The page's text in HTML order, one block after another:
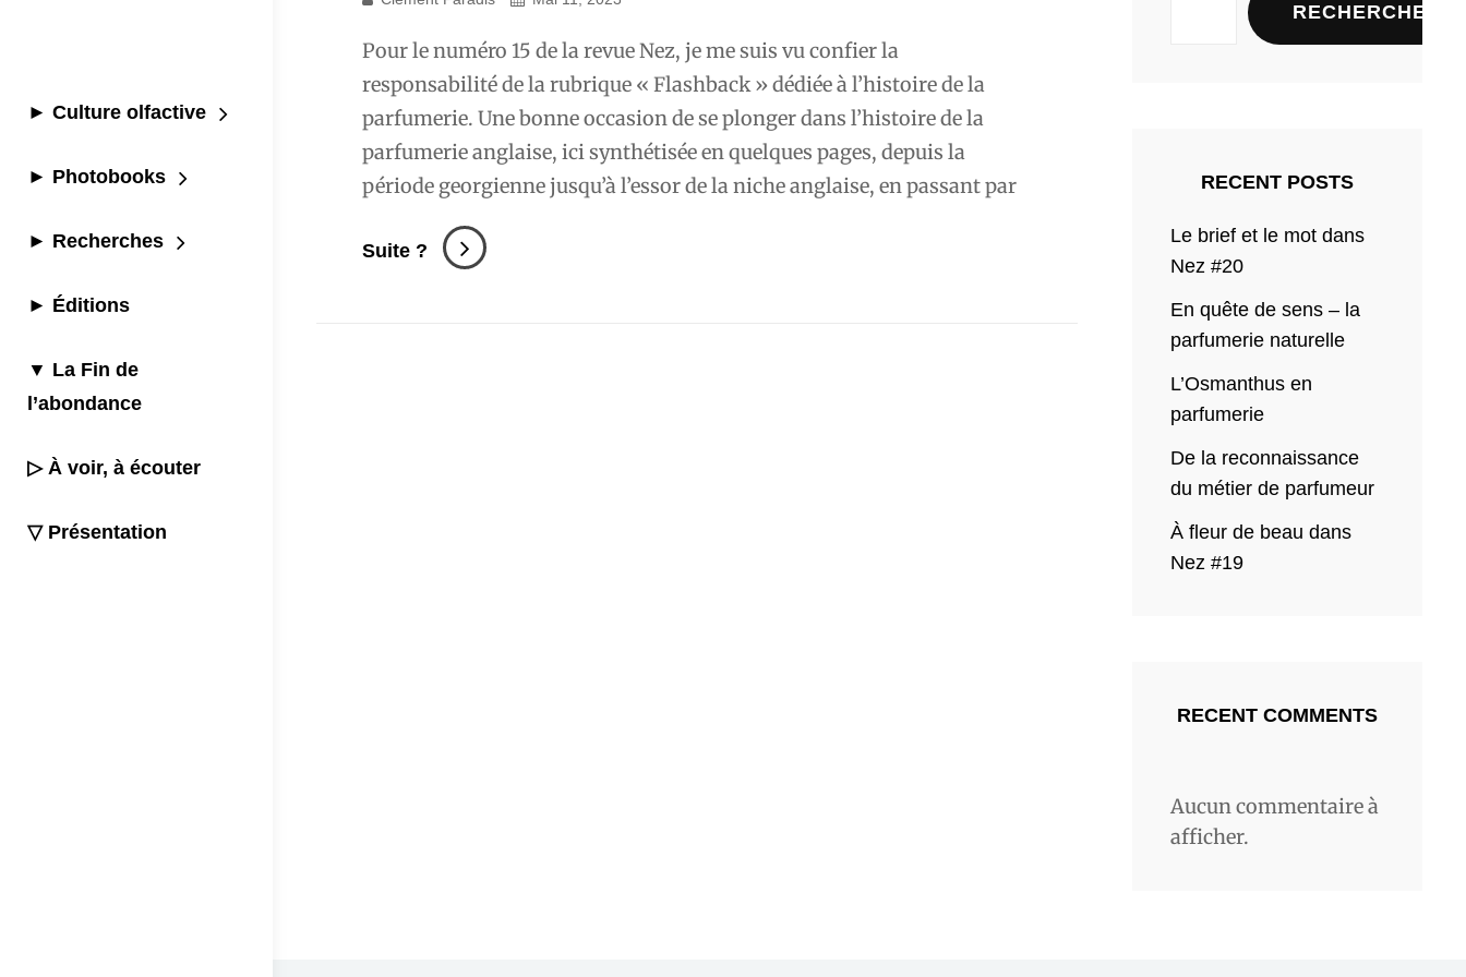
► Culture olfactive
► Photobooks
► Recherches
► Éditions
▼ La Fin de
l’abondance
▷ À voir, à écouter
▽ Présentation
Pour le numéro 15 de la revue Nez, je me suis vu confier la
responsabilité de la rubrique « Flashback » dédiée à l’histoire de la
parfumerie. Une bonne occasion de se plonger dans l’histoire de la
parfumerie anglaise, ici synthétisée en quelques pages, depuis la
période georgienne jusqu’à l’essor de la niche anglaise, en passant par
Suite ? La
Parfumerie
RECHERCHER
RECENT POSTS
Le brief et le mot dans
Nez #20
En quête de sens – la
parfumerie naturelle
L’Osmanthus en
parfumerie
De la reconnaissance
du métier de parfumeur
À fleur de beau dans
Nez #19
RECENT COMMENTS
Aucun commentaire à
afficher.